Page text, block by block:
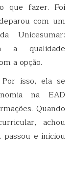
que fazer. Foi
com um
Unicesumar:
a qualidade
a opção.
isso, ela se
na EAD
Quando
achou
e iniciou